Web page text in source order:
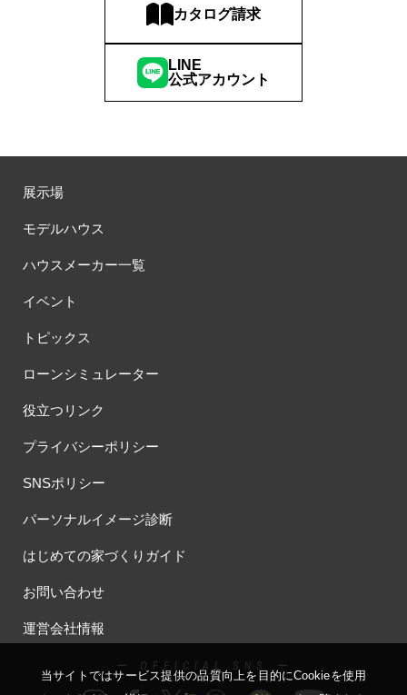
カタログ請求
LINE
公式アカウント
展示場
モデルハウス
ハウスメーカー一覧
イベント
トピックス
ローンシミュレーター
役立つリンク
プライバシーポリシー
SNSポリシー
パーソナルイメージ診断
はじめての家づくりガイド
お問い合わせ
運営会社情報
ー OFFICIAL SNS ー
当サイトではサービス提供の品質向上を⽬的にCookieを使⽤